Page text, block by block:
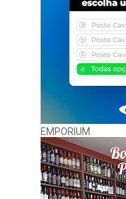
EMPORIUM